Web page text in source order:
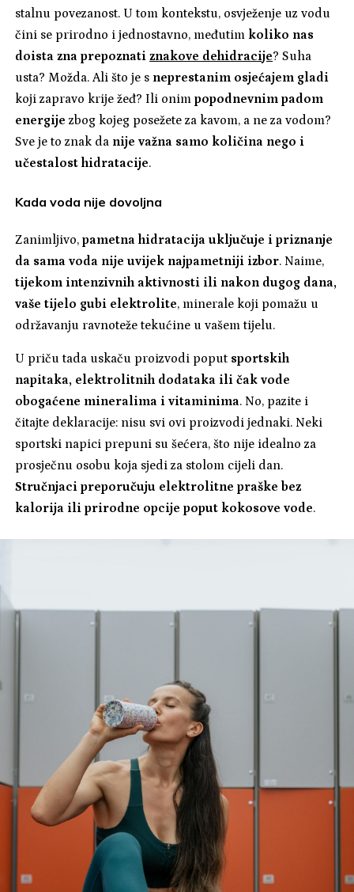
stalnu povezanost. U tom kontekstu, osvježenje uz vodu
čini se prirodno i jednostavno, međutim koliko nas
doista zna prepoznatiznakove dehidracije? Suha
usta? Možda. Ali što je s neprestanim osjećajem gladi
koji zapravo krije žeđ? Ili onimpopodnevnim padom
energije zbog kojeg posežete za kavom, a ne za vodom?
Sve je to znak da nije važna samo količina nego i
učestalost hidratacije.
Kada voda nije dovoljna
Zanimljivo,pametna hidratacija uključuje i priznanje
da sama voda nije uvijek najpametniji izbor. Naime,
tijekom intenzivnih aktivnosti ili nakon dugog dana,
vaše tijelo gubi elektrolite, minerale koji pomažu u
održavanju ravnoteže tekućine u vašem tijelu.
U priču tada uskaču proizvodi poput sportskih
napitaka, elektrolitnih dodataka ili čak vode
obogaćene mineralima i vitaminima. No, pazite i
čitajte deklaracije: nisu svi ovi proizvodi jednaki. Neki
sportski napici prepuni su šećera, što nije idealno za
prosječnu osobu koja sjedi za stolom cijeli dan.
Stručnjaci preporučuju elektrolitne praške bez
kalorija ili prirodne opcije poput kokosove vode.